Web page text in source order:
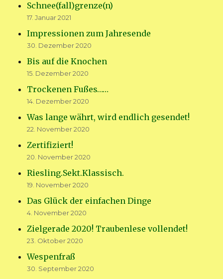
Schnee(fall)grenze(n)
17. Januar 2021
Impressionen zum Jahresende
30. Dezember 2020
Bis auf die Knochen
15. Dezember 2020
Trockenen Fußes……
14. Dezember 2020
Was lange währt, wird endlich gesendet!
22. November 2020
Zertifiziert!
20. November 2020
Riesling.Sekt.Klassisch.
19. November 2020
Das Glück der einfachen Dinge
4. November 2020
Zielgerade 2020! Traubenlese vollendet!
23. Oktober 2020
Wespenfraß
30. September 2020